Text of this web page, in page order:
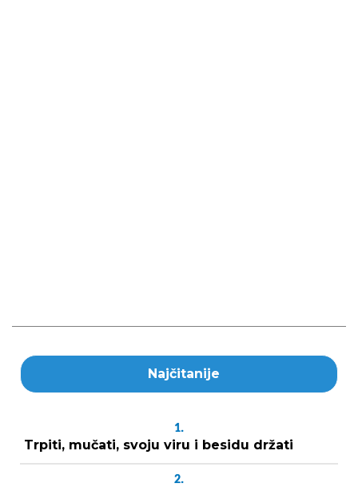
Najčitanije
1.
Trpiti, mučati, svoju viru i besidu držati
2.